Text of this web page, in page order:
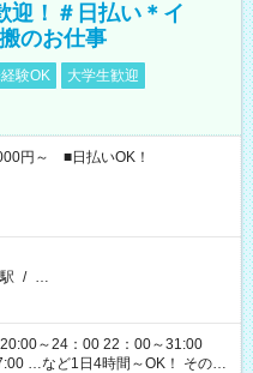
迎！＃日払い＊イ
のお仕事
験OK
大学生歓迎
円～ ■日払いOK！
/ …
～24：00 22：00～31:00
など1日4時間～OK！ その他